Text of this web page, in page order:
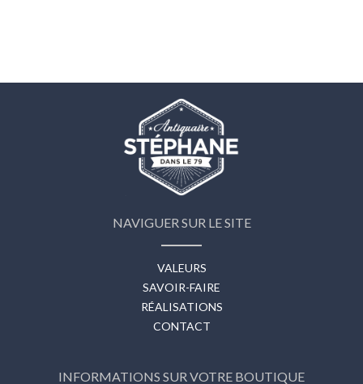
NAVIGUER SUR LE SITE
VALEURS
SAVOIR-FAIRE
RÉALISATIONS
CONTACT
INFORMATIONS SUR VOTRE BOUTIQUE